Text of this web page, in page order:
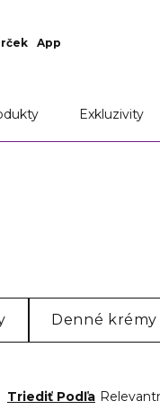
App
Exkluzivity
Denné krémy
Triediť Podľa